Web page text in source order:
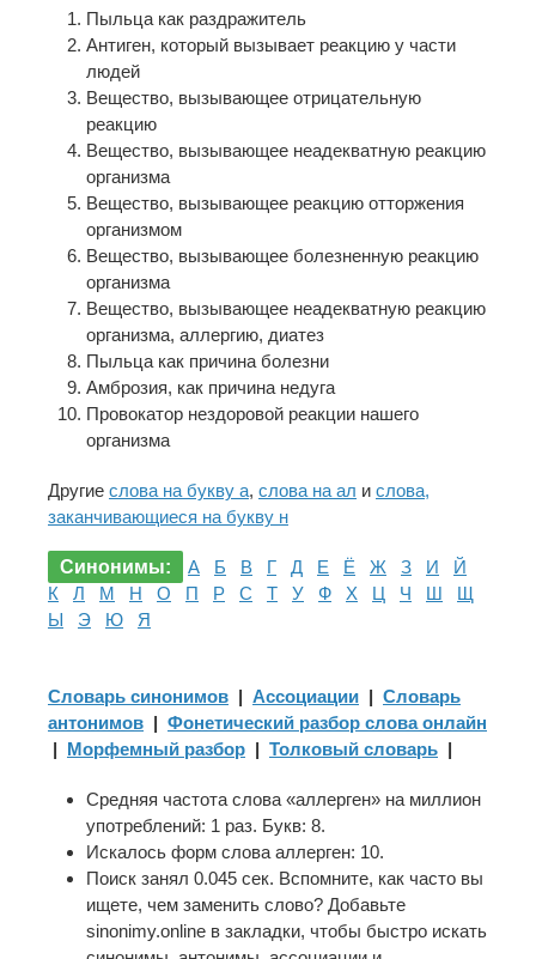
Пыльца как раздражитель
Антиген, который вызывает реакцию у части
людей
Вещество, вызывающее отрицательную
реакцию
Вещество, вызывающее неадекватную реакцию
организма
Вещество, вызывающее реакцию отторжения
организмом
Вещество, вызывающее болезненную реакцию
организма
Вещество, вызывающее неадекватную реакцию
организма, аллергию, диатез
Пыльца как причина болезни
Амброзия, как причина недуга
Провокатор нездоровой реакции нашего
организма
Другие слова на букву а, слова на ал и слова,
заканчивающиеся на букву н
Синонимы: А Б В Г Д Е Ё Ж З И
Й
К
Л М Н О П Р С Т У Ф Х Ц Ч Ш
Щ
Ы
Э Ю Я
Словарь синонимов | Ассоциации | Словарь
антонимов | Фонетический разбор слова онлайн
| Морфемный разбор | Толковый словарь |
Средняя частота слова «аллерген» на миллион
употреблений: 1 раз. Букв: 8.
Искалось форм слова аллерген: 10.
Поиск занял 0.045 сек. Вспомните, как часто вы
ищете, чем заменить слово? Добавьте
sinonimy.online в закладки, чтобы быстро искать